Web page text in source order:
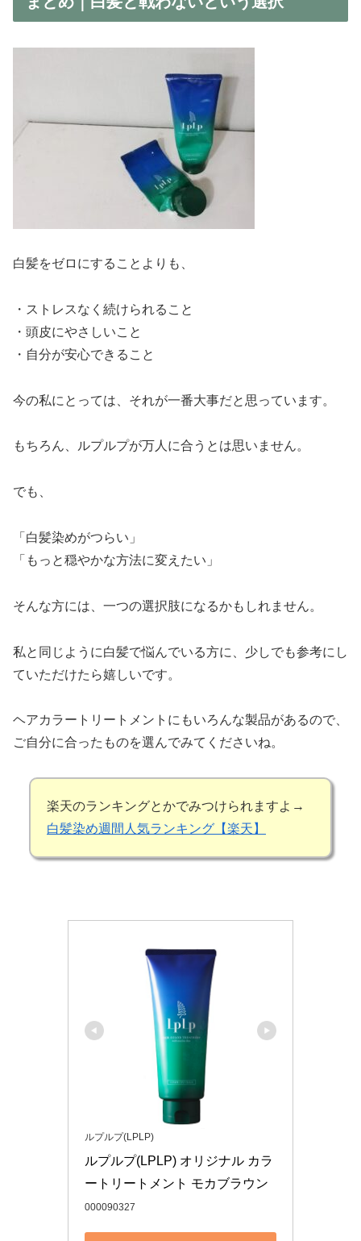
白髪をゼロにすることよりも、
・ストレスなく続けられること
・頭皮にやさしいこと
・自分が安心できること
今の私にとっては、それが一番大事だと思っています。
もちろん、ルプルプが万人に合うとは思いません。
でも、
「白髪染めがつらい」
「もっと穏やかな方法に変えたい」
そんな方には、一つの選択肢になるかもしれません。
私と同じように白髪で悩んでいる方に、少しでも参考にし
ていただけたら嬉しいです。
ヘアカラートリートメントにもいろんな製品があるので、
ご自分に合ったものを選んでみてくださいね。
楽天のランキングとかでみつけられますよ→
白髪染め週間人気ランキング【楽天】
ルプルプ(LPLP)
ルプルプ(LPLP) オリジナル カラ
ートリートメント モカブラウン
000090327